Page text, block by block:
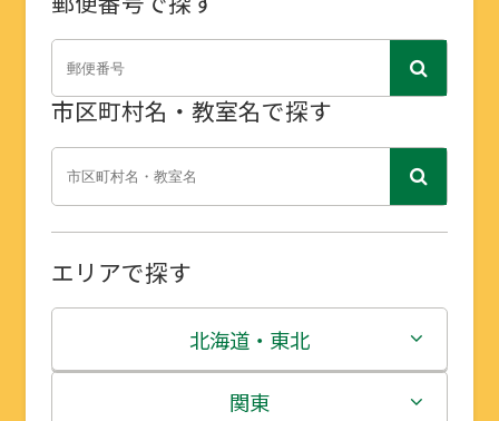
市区町村名・教室名で探す
エリアで探す
北海道・東北
北海道
関東